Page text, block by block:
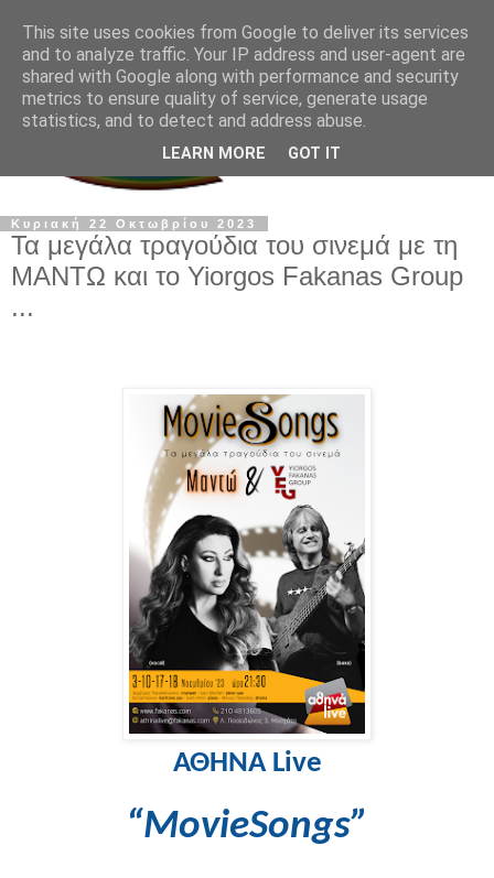
Κυριακή 22 Οκτωβρίου 2023
Τα μεγάλα τραγούδια του σινεμά με τη
ΜΑΝΤΩ και το Yiorgos Fakanas Group
...
ΑΘΗΝΑ Live
“MovieSongs”
This site uses cookies from Google to deliver its services
and to analyze traffic. Your IP address and user-agent are
shared with Google along with performance and security
metrics to ensure quality of service, generate usage
statistics, and to detect and address abuse.
LEARN MORE GOT IT